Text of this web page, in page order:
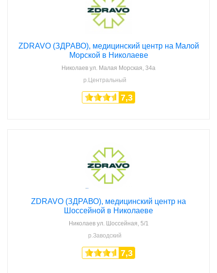
ZDRAVO (ЗДРАВО), медицинский центр на Малой
Морской в Николаеве
Николаев ул. Малая Морская, 34а
р.Центральный
7,3
ZDRAVO (ЗДРАВО), медицинский центр на
Шоссейной в Николаеве
Николаев ул. Шоссейная, 5/1
р.Заводский
7,3